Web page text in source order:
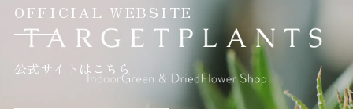
OFFICIAL WEBSITE
公式サイトはこちら